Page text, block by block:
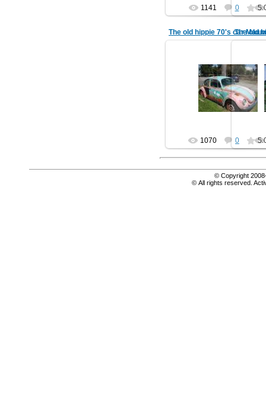
1141 0
09.07.2012
Машины старых хиппи
My dream car is a 1970's
camper van painted up all
my art-major f...
hippi_in
1070 0
My
© Copyright
© All rights reserved.